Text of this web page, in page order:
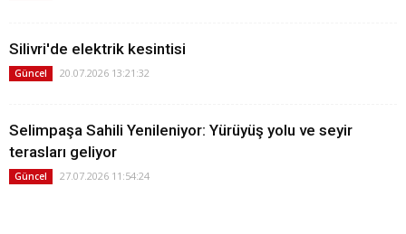
Silivri'de elektrik kesintisi
Güncel 20.07.2026 13:21:32
Selimpaşa Sahili Yenileniyor: Yürüyüş yolu ve seyir
terasları geliyor
Güncel 27.07.2026 11:54:24